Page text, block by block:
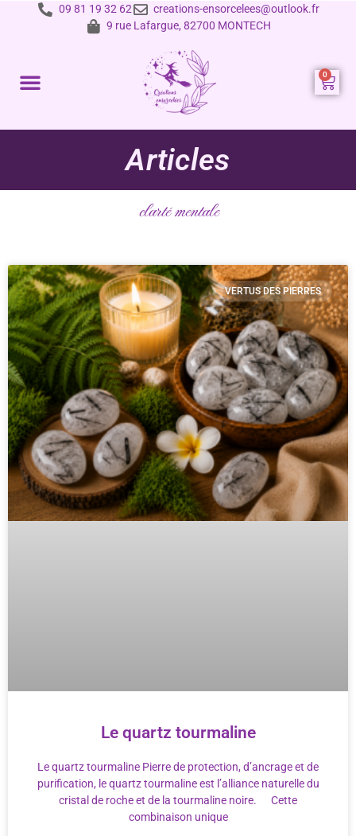
09 81 19 32 62
creations-ensorcelees@outlook.fr
9 rue Lafargue, 82700 MONTECH
Articles
clarté mentale
VERTUS DES PIERRES
Le quartz tourmaline
Le quartz tourmaline Pierre de protection, d’ancrage et de
purification, le quartz tourmaline est l’alliance naturelle du
cristal de roche et de la tourmaline noire. Cette
combinaison unique